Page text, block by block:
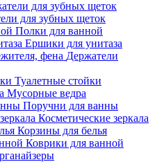
для зубных щеток
Полки для ванной
Ершики для унитаза
Держатели
Туалетные стойки
Мусорные ведра
Поручни для ванны
Косметические зеркала
Корзины для белья
Коврики для ванной